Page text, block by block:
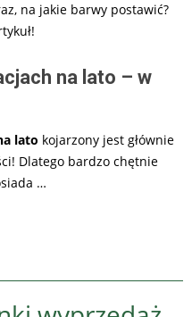
na jakie barwy postawić?
na lato – w
lato kojarzony jest głównie
Dlatego bardzo chętnie
…